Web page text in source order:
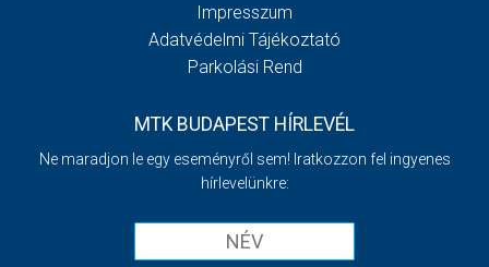
Impresszum
Adatvédelmi Tájékoztató
Parkolási Rend
MTK BUDAPEST HÍRLEVÉL
Ne maradjon le egy eseményről sem! Iratkozzon fel ingyenes
hírlevelünkre: